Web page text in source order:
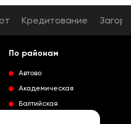
Кредитование
По районам
Автово
Академическая
Балтийская